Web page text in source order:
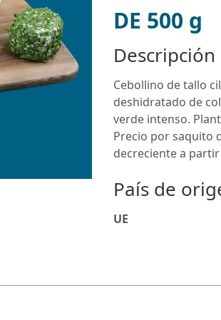
DE 500 g
Descripción
Cebollino de tallo
deshidratado de
verde intenso.
Precio por saquito
decreciente a
País de
UE